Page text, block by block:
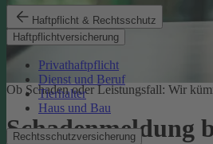
Haftpflicht & Rechtsschutz
Haftpflichtversicherung
Privathaftpflicht
Dienst und Beruf
Tierhalter
Haus und Bau
Rechtsschutzversicherung
Ob Schaden oder Leistungsfall: Wir
Schadenmeldung